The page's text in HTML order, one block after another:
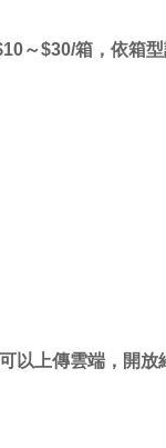
～$30/箱，依箱型
以上傳雲端，開放